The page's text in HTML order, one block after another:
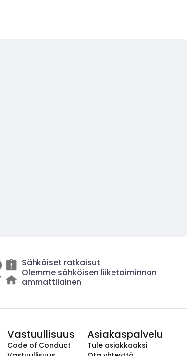
Sähköiset ratkaisut
Olemme sähköisen liiketoiminnan
ammattilainen
Vastuullisuus
Code of Conduct
Asiakaspalvelu
Tule asiakkaaksi